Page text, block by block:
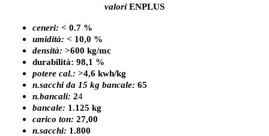
valori ENPLUS
ceneri: < 0.7 %
umidità: < 10,0 %
densità: >600 kg/mc
durabilità: 98,1 %
potere cal.: >4,6 kwh/kg
n.sacchi da 15 kg bancale: 65
n.bancali: 24
bancale: 1.125 kg
carico ton: 27,00
n.sacchi: 1.800